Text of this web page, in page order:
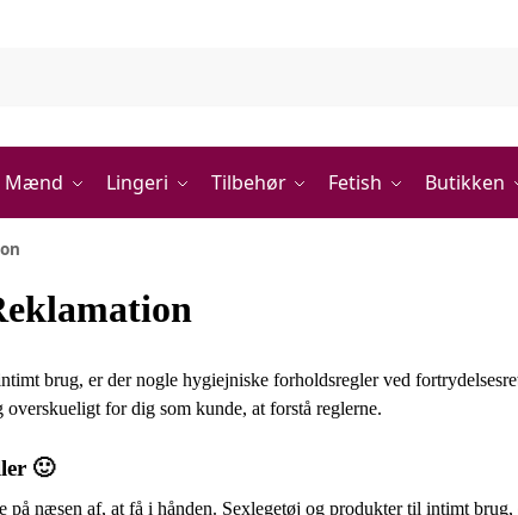
Mænd Lingeri Tilbehør Fetish Butikken
brug, er der nogle hygiejniske forholdsregler ved
for dig som kunde, at forstå reglerne.
🙂
på næsen af, at få i hånden. Sexlegetøj og produkter til intimt brug,